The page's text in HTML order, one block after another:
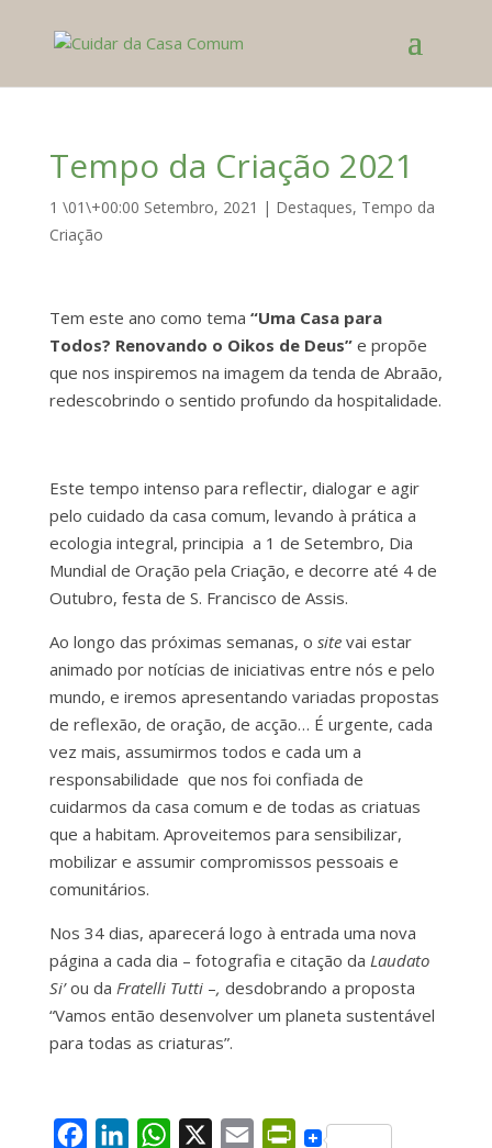
Tempo da Criação 2021
1 \01\+00:00 Setembro, 2021 | Destaques, Tempo da
Criação
Tem este ano como tema “Uma Casa para
Todos? Renovando o Oikos de Deus”e propõe
que nos inspiremos na imagem da tenda de Abraão,
redescobrindo o sentido profundo da hospitalidade.
Este tempo intenso para reflectir, dialogar e agir
pelo cuidado da casa comum, levando à prática a
ecologia integral, principia a 1 de Setembro, Dia
Mundial de Oração pela Criação, e decorre até 4 de
Outubro, festa de S. Francisco de Assis.
Ao longo das próximas semanas, o sitevai estar
animado por notícias de iniciativas entre nós e pelo
mundo, e iremos apresentando variadas propostas
de reflexão, de oração, de acção… É urgente, cada
vez mais, assumirmos todos e cada um a
responsabilidade que nos foi confiada de
cuidarmos da casa comum e de todas as criatuas
que a habitam. Aproveitemos para sensibilizar,
mobilizar e assumir compromissos pessoais e
comunitários.
Nos 34 dias, aparecerá logo à entrada uma nova
página a cada dia – fotografia e citação da Laudato
Si’ou da Fratelli Tutti–, desdobrando a proposta
“Vamos então desenvolver um planeta sustentável
para todas as criaturas”.
W
P